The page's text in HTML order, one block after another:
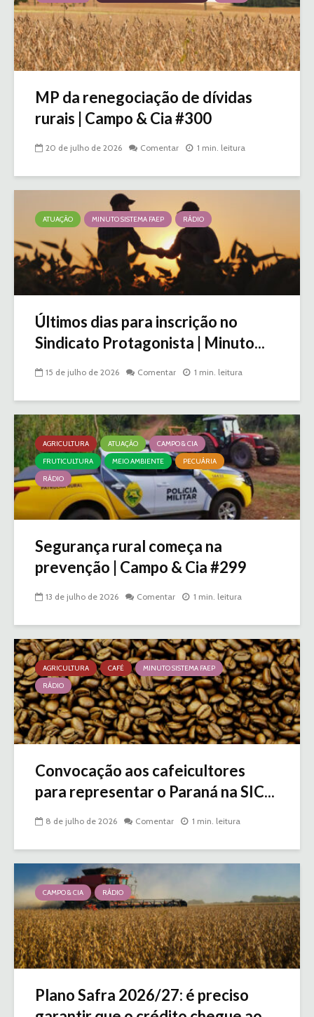
MP da renegociação de dívidas
rurais | Campo & Cia #300
20 de julho de 2026 Comentar 1 min. leitura
ATUAÇÃO MINUTO SISTEMA FAEP RÁDIO
Últimos dias para inscrição no
Sindicato Protagonista | Minuto...
15 de julho de 2026 Comentar 1 min. leitura
AGRICULTURA ATUAÇÃO
CAMPO & CIA
FRUTICULTURA
MEIO AMBIENTE
PECUÁRIA
RÁDIO
Segurança rural começa na
prevenção | Campo & Cia #299
13 de julho de 2026 Comentar 1 min. leitura
AGRICULTURA CAFÉ
MINUTO SISTEMA FAEP
RÁDIO
Convocação aos cafeicultores
para representar o Paraná na SIC...
8 de julho de 2026 Comentar 1 min. leitura
CAMPO & CIA RÁDIO
Plano Safra 2026/27: é preciso